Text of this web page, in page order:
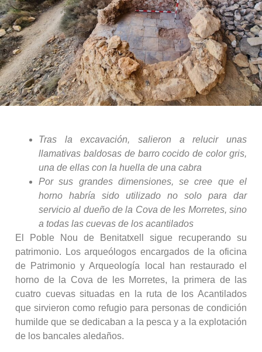
Tras la excavación, salieron a relucir unas
llamativas baldosas de barro cocido de color gris,
una de ellas con la huella de una cabra
Por sus grandes dimensiones, se cree que el
horno habría sido utilizado no solo para dar
servicio al dueño de la Cova de les Morretes, sino
a todas las cuevas de los acantilados
El Poble Nou de Benitatxell sigue recuperando su
patrimonio. Los arqueólogos encargados de la oficina
de Patrimonio y Arqueología local han restaurado el
horno de la Cova de les Morretes, la primera de las
cuatro cuevas situadas en la ruta de los Acantilados
que sirvieron como refugio para personas de condición
humilde que se dedicaban a la pesca y a la explotación
de los bancales aledaños.